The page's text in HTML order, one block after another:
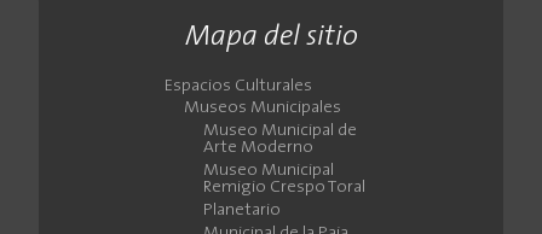
Mapa del sitio
Espacios Culturales
Museos Municipales
Museo Municipal de
Arte Moderno
Museo Municipal
Remigio Crespo Toral
Planetario